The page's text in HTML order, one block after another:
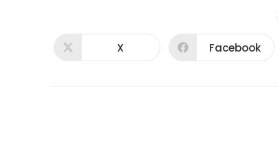
Ouvrir
X Ouvrir
Facebook